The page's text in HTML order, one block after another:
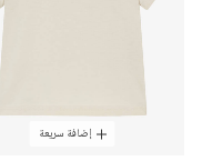
إضافة سريعة